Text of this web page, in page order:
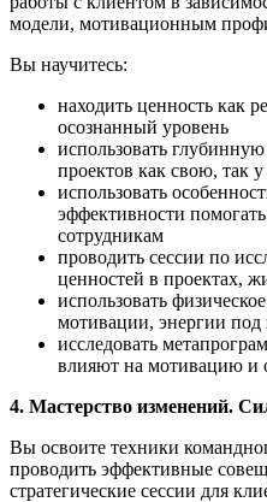
модели, мотивационным
Вы научитесь:
находить ценность как
осознанный уровень
использовать
проектов как свою, так
использовать
эффективности
сотрудникам
проводить сессии по
ценностей в проектах,
использовать
мотивации, энергии под
исследовать
влияют на мотивацию и
4. Мастерство изменений.
Вы освоите техники
проводить эффективные
стратегические сессии для